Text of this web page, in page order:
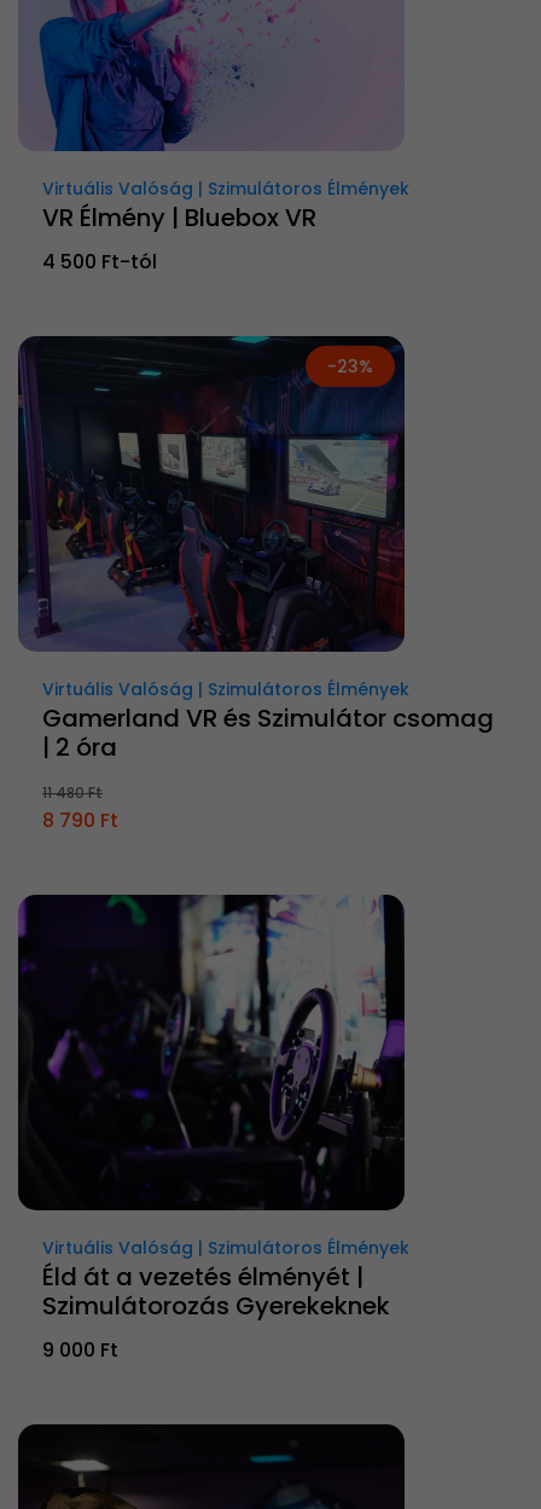
Virtuális Valóság | Szimulátoros Élmények
VR Élmény | Bluebox VR
4 500 Ft-tól
-23%
Virtuális Valóság | Szimulátoros Élmények
Gamerland VR és Szimulátor csomag
| 2 óra
11 480 Ft
8 790 Ft
Virtuális Valóság | Szimulátoros Élmények
Éld át a vezetés élményét |
Szimulátorozás Gyerekeknek
9 000 Ft